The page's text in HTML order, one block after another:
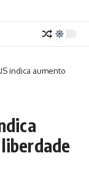
indica aumento